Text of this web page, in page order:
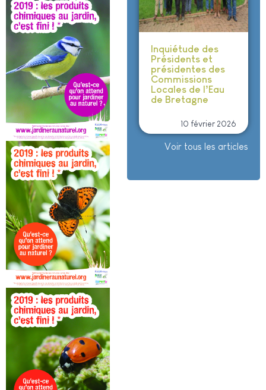
Inquiétude des
Présidents et
présidentes des
Commissions
Locales de l’Eau
de Bretagne
10 février 2026
Voir tous les articles